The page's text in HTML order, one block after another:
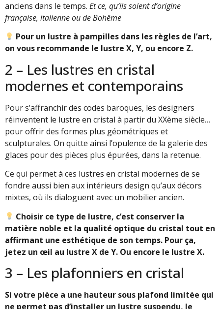
anciens dans le temps. Et ce, qu’ils soient d’origine
française, italienne ou de Bohême
Pour un lustre à pampilles dans les règles de l’art,
on vous recommande le lustre X, Y, ou encore Z.
2 – Les lustres en cristal
modernes et contemporains
Pour s’affranchir des codes baroques, les designers
réinventent le lustre en cristal à partir du XXème siècle…
pour offrir des formes plus géométriques et
sculpturales. On quitte ainsi l’opulence de la galerie des
glaces pour des pièces plus épurées, dans la retenue.
Ce qui permet à ces lustres en cristal modernes de se
fondre aussi bien aux intérieurs design qu’aux décors
mixtes, où ils dialoguent avec un mobilier ancien.
Choisir ce type de lustre, c’est conserver la
matière noble et la qualité optique du cristal tout en
affirmant une esthétique de son temps. Pour ça,
jetez un œil au lustre X de Y. Ou encore le lustre X.
3 – Les plafonniers en cristal
Si votre pièce a une hauteur sous plafond limitée qui
ne permet pas d’installer un lustre suspendu, le